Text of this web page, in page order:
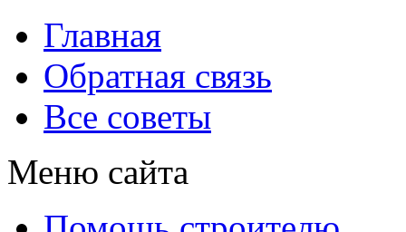
Главная
Обратная связь
Все советы
Меню сайта